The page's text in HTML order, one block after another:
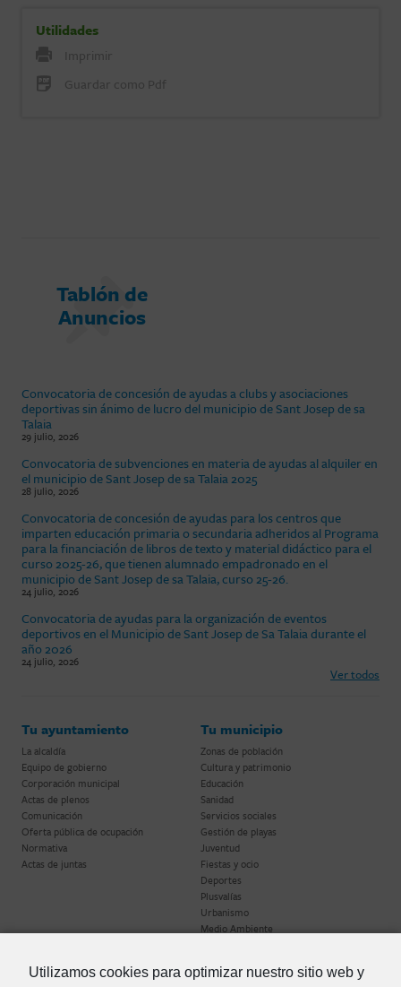
Utilizamos cookies para optimizar nuestro sitio web y
Utilidades
Imprimir
Guardar como Pdf
Tablón de
Anuncios
Convocatoria de concesión de ayudas a clubs y asociaciones
deportivas sin ánimo de lucro del municipio de Sant Josep de sa
Talaia
29 julio, 2026
Convocatoria de subvenciones en materia de ayudas al alquiler en
el municipio de Sant Josep de sa Talaia 2025
28 julio, 2026
Convocatoria de concesión de ayudas para los centros que
imparten educación primaria o secundaria adheridos al Programa
para la financiación de libros de texto y material didáctico para el
curso 2025-26, que tienen alumnado empadronado en el
municipio de Sant Josep de sa Talaia, curso 25-26.
24 julio, 2026
Convocatoria de ayudas para la organización de eventos
deportivos en el Municipio de Sant Josep de Sa Talaia durante el
año 2026
24 julio, 2026
Ver todos
Tu ayuntamiento
La alcaldía
Equipo de gobierno
Corporación municipal
Actas de plenos
Comunicación
Oferta pública de ocupación
Normativa
Actas de juntas
Tu municipio
Zonas de población
Cultura y patrimonio
Educación
Sanidad
Servicios sociales
Gestión de playas
Juventud
Fiestas y ocio
Deportes
Plusvalías
Urbanismo
Medio Ambiente
Miscelánea